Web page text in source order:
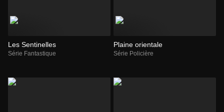
Les Sentinelles
Série Fantastique
Plaine orientale
Série Policière